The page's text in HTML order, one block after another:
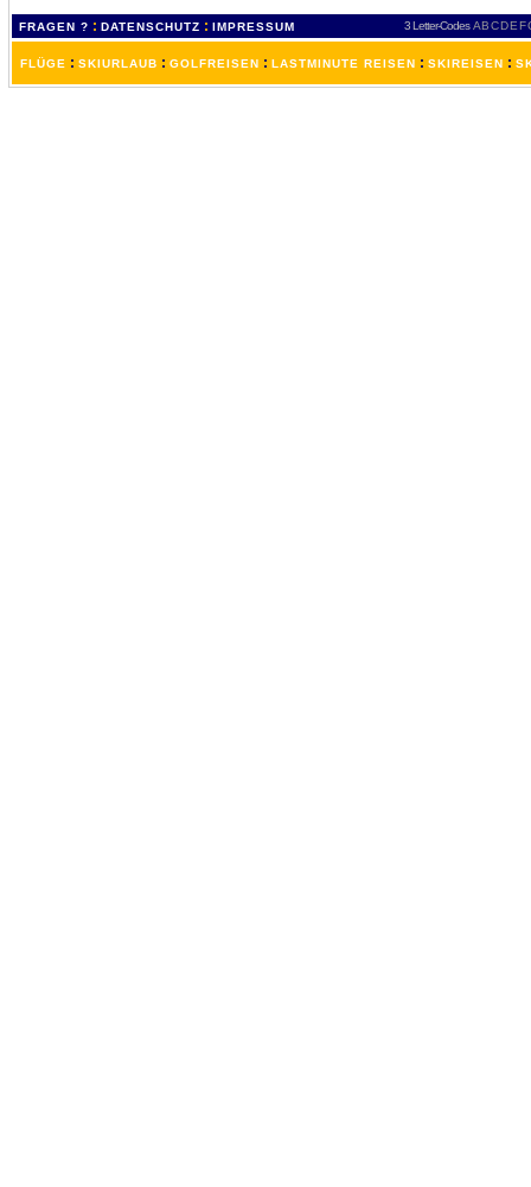
FRAGEN ? : DATENSCHUTZ : IMPRESSUM 3 Letter-Codes ABCDEF
FLÜGE : SKIURLAUB : GOLFREISEN : LASTMINUTE REISEN : SKIREISEN :